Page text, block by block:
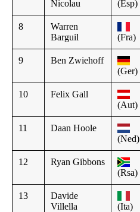
Nicolau
(Esp)
8
Warren
Barguil
(Fra)
9
Ben Zwiehoff
(Ger)
10
Felix Gall
(Aut)
11
Daan Hoole
(Ned)
12
Ryan Gibbons
(Rsa)
13
Davide
Villella
(Ita)